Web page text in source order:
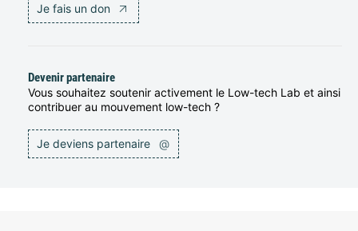
Je fais un don
Devenir partenaire
Vous souhaitez soutenir activement le Low-tech Lab et ainsi
contribuer au mouvement low-tech ?
Je deviens partenaire @